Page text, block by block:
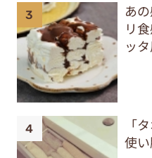
あ
リ
ッ
「
使